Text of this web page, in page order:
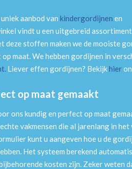
aanbod van kindergordijnen en
vindt u een uitgebreid
stoffen maken we de mooiste
maat. We hebben gordijnen in
. Liever effen gordijnen? Bekijkhier
op maat gemaakt
ons kundig en perfect op maat
vakmensen die al jarenlang in het
kunt u aangeven hoe u de
Het systeem berekend
kosten zijn. Zeker weten